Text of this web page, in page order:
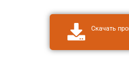
Скачать